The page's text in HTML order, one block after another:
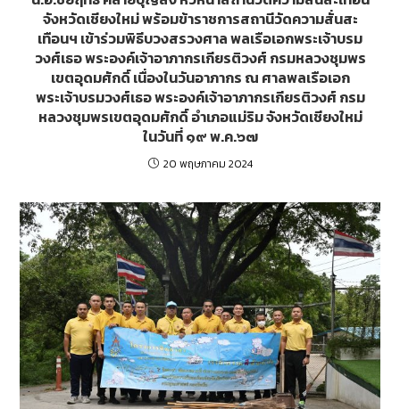
จังหวัดเชียงใหม่ พร้อมข้าราชการสถานีวัดความสั่นสะ
เทือนฯ เข้าร่วมพิธีบวงสรวงศาล พลเรือเอกพระเจ้าบรม
วงศ์เธอ พระองค์เจ้าอาภากรเกียรติวงศ์ กรมหลวงชุมพร
เขตอุดมศักดิ์ เนื่องในวันอาภากร ณ ศาลพลเรือเอก
พระเจ้าบรมวงศ์เธอ พระองค์เจ้าอาภากรเกียรติวงศ์ กรม
หลวงชุมพรเขตอุดมศักดิ์ อำเภอแม่ริม จังหวัดเชียงใหม่
ในวันที่ ๑๙ พ.ค.๖๗
20 พฤษภาคม 2024